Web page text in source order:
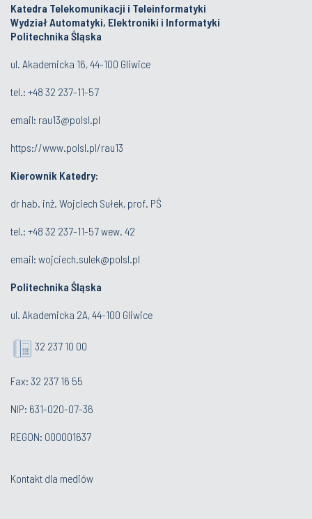
Katedra Telekomunikacji i Teleinformatyki
Wydział Automatyki, Elektroniki i Informatyki
Politechnika Śląska
ul. Akademicka 16, 44-100 Gliwice
tel.: +48 32 237-11-57
email: rau13@polsl.pl
https://www.polsl.pl/rau13
Kierownik Katedry:
dr hab. inż. Wojciech Sułek, prof. PŚ
tel.: +48 32 237-11-57 wew. 42
email: wojciech.sulek@polsl.pl
Politechnika Śląska
ul. Akademicka 2A, 44-100 Gliwice
32 237 10 00
Fax: 32 237 16 55
NIP: 631-020-07-36
REGON: 000001637
Kontakt dla mediów